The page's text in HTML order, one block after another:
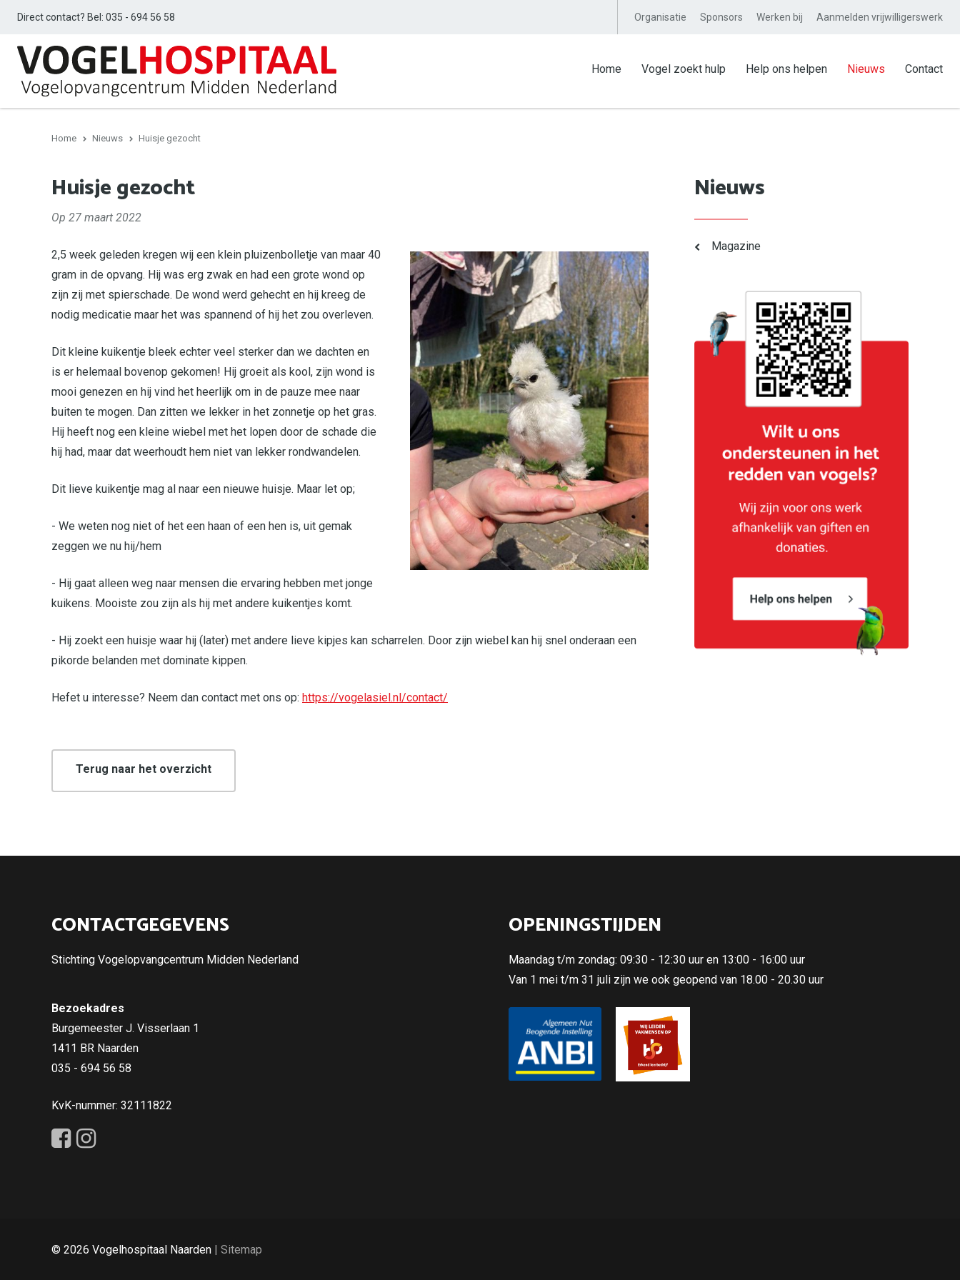
Direct contact? Bel: 035 - 694 56 58 Organisatie Sponsors Werken bij Aanmelden vrijwilligerswerk
Home Vogel zoekt hulp Help ons helpen Nieuws Contact
Home Nieuws Huisje gezocht
Huisje gezocht
Op 27 maart 2022
2,5 week geleden kregen wij een klein pluizenbolletje van maar 40
gram in de opvang. Hij was erg zwak en had een grote wond op
zijn zij met spierschade. De wond werd gehecht en hij kreeg de
nodig medicatie maar het was spannend of hij het zou overleven.
Dit kleine kuikentje bleek echter veel sterker dan we dachten en
is er helemaal bovenop gekomen! Hij groeit als kool, zijn wond is
mooi genezen en hij vind het heerlijk om in de pauze mee naar
buiten te mogen. Dan zitten we lekker in het zonnetje op het gras.
Hij heeft nog een kleine wiebel met het lopen door de schade die
hij had, maar dat weerhoudt hem niet van lekker rondwandelen.
Dit lieve kuikentje mag al naar een nieuwe huisje. Maar let op;
- We weten nog niet of het een haan of een hen is, uit gemak
zeggen we nu hij/hem
- Hij gaat alleen weg naar mensen die ervaring hebben met jonge
kuikens. Mooiste zou zijn als hij met andere kuikentjes komt.
- Hij zoekt een huisje waar hij (later) met andere lieve kipjes kan scharrelen. Door zijn wiebel kan hij snel onderaan een
pikorde belanden met dominate kippen.
Hefet u interesse? Neem dan contact met ons op: https://vogelasiel.nl/contact/
Terug naar het overzicht
Nieuws
Magazine
CONTACTGEGEVENS
Stichting Vogelopvangcentrum Midden Nederland
Bezoekadres
Burgemeester J. Visserlaan 1
1411 BR Naarden
035 - 694 56 58
KvK-nummer: 32111822
OPENINGSTIJDEN
Maandag t/m zondag: 09:30 - 12:30 uur en 13:00 - 16:00 uur
Van 1 mei t/m 31 juli zijn we ook geopend van 18.00 - 20.30 uur
© 2026 Vogelhospitaal Naarden | Sitemap